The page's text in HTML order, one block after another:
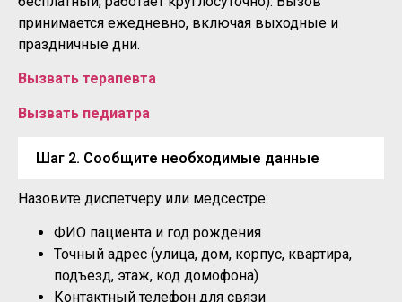
принимается ежедневно, включая выходные и
праздничные дни.
Вызвать терапевта
Вызвать педиатра
Шаг 2. Сообщите необходимые данные
Назовите диспетчеру или медсестре:
ФИО пациента и год рождения
Точный адрес (улица, дом, корпус, квартира,
подъезд, этаж, код домофона)
Контактный телефон для связи